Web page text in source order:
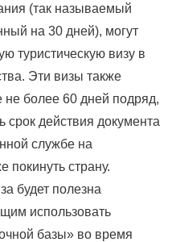
(так называемый
на 30 дней), могут
туристическую визу в
Эти визы также
не более 60 дней подряд,
срок действия документа
службе на
покинуть страну.
будет полезна
использовать
базы» во время